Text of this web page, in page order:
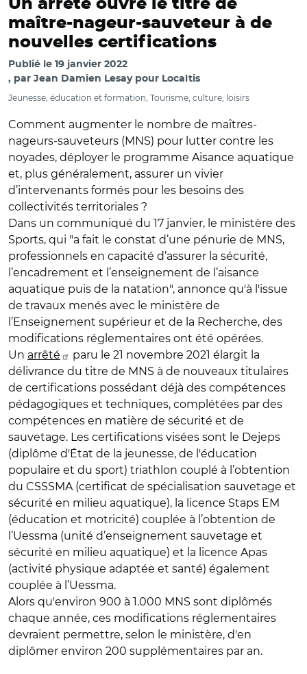
Un arrêté ouvre le titre de
maître-nageur-sauveteur à de
nouvelles certifications
Publié le 19 janvier 2022
par Jean Damien Lesay pour Localtis
Jeunesse, éducation et formation, Tourisme, culture, loisirs
Comment augmenter le nombre de maîtres-
nageurs-sauveteurs (MNS) pour lutter contre les
noyades, déployer le programme Aisance aquatique
et, plus généralement, assurer un vivier
d’intervenants formés pour les besoins des
collectivités territoriales ?
Dans un communiqué du 17 janvier, le ministère des
Sports, qui "a fait le constat d’une pénurie de MNS,
professionnels en capacité d’assurer la sécurité,
l’encadrement et l’enseignement de l’aisance
aquatique puis de la natation", annonce qu'à l'issue
de travaux menés avec le ministère de
l’Enseignement supérieur et de la Recherche, des
modifications réglementaires ont été opérées.
Un arrêté
paru le 21 novembre 2021 élargit la
délivrance du titre de MNS à de nouveaux titulaires
de certifications possédant déjà des compétences
pédagogiques et techniques, complétées par des
compétences en matière de sécurité et de
sauvetage. Les certifications visées sont le Dejeps
(diplôme d'État de la jeunesse, de l'éducation
populaire et du sport) triathlon couplé à l’obtention
du CSSSMA (certificat de spécialisation sauvetage et
sécurité en milieu aquatique), la licence Staps EM
(éducation et motricité) couplée à l’obtention de
l’Uessma (unité d’enseignement sauvetage et
sécurité en milieu aquatique) et la licence Apas
(activité physique adaptée et santé) également
couplée à l’Uessma.
Alors qu'environ 900 à 1.000 MNS sont diplômés
chaque année, ces modifications réglementaires
devraient permettre, selon le ministère, d'en
diplômer environ 200 supplémentaires par an.